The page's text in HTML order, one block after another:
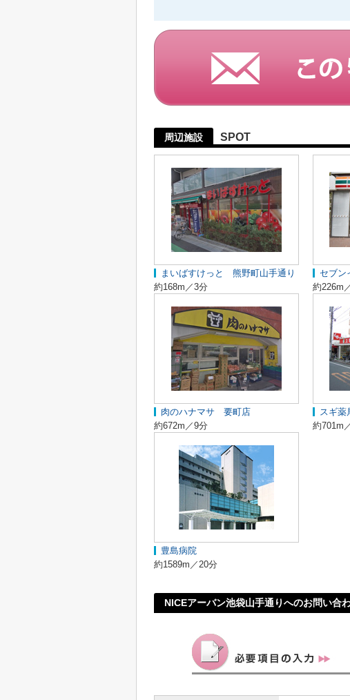
周辺施設 SPOT
まいばすけっと 熊野町山手通り
約168m／3分
セブ
約226m
肉のハナマサ 要町店
約672m／9分
スギ
約701m
豊島病院
約1589m／20分
NICEアーバン池袋山手通りへのお問い合